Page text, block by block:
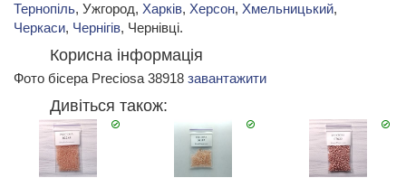
Тернопіль, Ужгород, Харків, Херсон, Хмельницький,
Черкаси, Чернігів, Чернівці.
Корисна інформація
Фото бісера Preciosa 38918 завантажити
Дивіться також: